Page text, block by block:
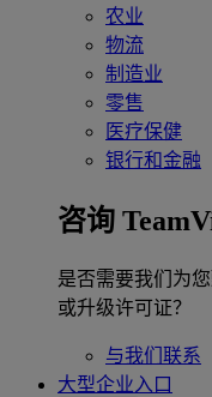
农业
物流
制造业
零售
医疗保健
银行和金融
咨询
是否需要我们为
或升级许可证？
与我们联系
大型企业入口